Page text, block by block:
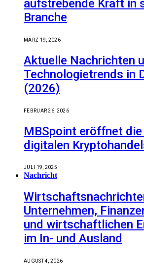
aufstrebende Kraft in
Branche
MÄRZ 19, 2026
Aktuelle Nachrichten
Technologietrends in
(2026)
FEBRUAR 26, 2026
MBSpoint eröffnet
digitalen
JULI 19, 2025
Nachricht
Unternehmen,
und wirtschaftlichen
im In- und Ausland
AUGUST 4, 2026